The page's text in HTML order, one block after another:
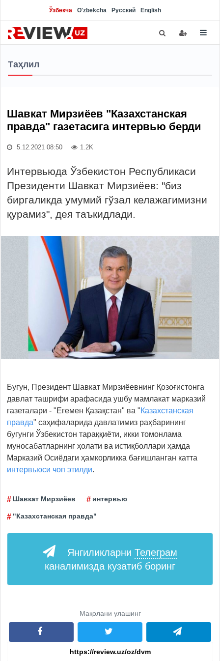
Ўзбекча O'zbekcha Русский English
Таҳлил
Шавкат Мирзиёев "Казахстанская
правда" газетасига интервью берди
5.12.2021 08:50 1.2K
Интервьюда Ўзбекистон Республикаси
Президенти Шавкат Мирзиёев: "биз
биргаликда умумий гўзал келажагимизни
қурамиз", дея таъкидлади.
Бугун, Президент Шавкат Мирзиёевнинг Қозоғистонга
давлат ташрифи арафасида ушбу мамлакат марказий
газеталари - "Егемен Қазақстан" ва "Казахстанская
правда" саҳифаларида давлатимиз раҳбарининг
бугунги Ўзбекистон тараққиёти, икки томонлама
муносабатларнинг ҳолати ва истиқболлари ҳамда
Марказий Осиёдаги ҳамкорликка бағишланган катта
интервьюси чоп этилди.
Шавкат Мирзиёев интервью
"Казахстанская правда"
Янгиликларни Телеграм
каналимизда кузатиб боринг
Мақолани улашинг